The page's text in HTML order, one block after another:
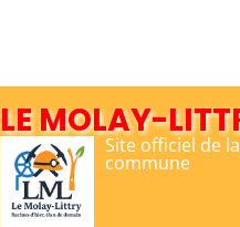
LE MOLAY-
Site officiel de la
commune